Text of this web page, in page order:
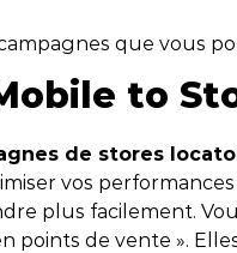
que vous
to
de stores
vos
plus facilement.
points de vente ».